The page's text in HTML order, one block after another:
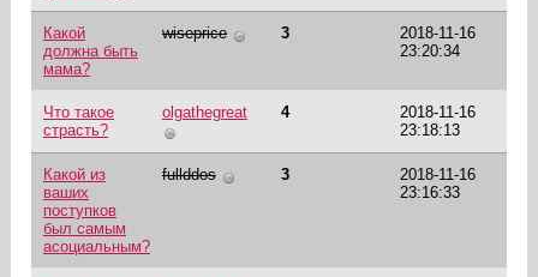
Какой
должна быть
мама?
wiseprice 3
2018-11-16
23:20:34
Что такое
страсть?
olgathegreat 4
2018-11-16
23:18:13
Какой из
ваших
поступков
был самым
асоциальным?
fullddos 3
2018-11-16
23:16:33